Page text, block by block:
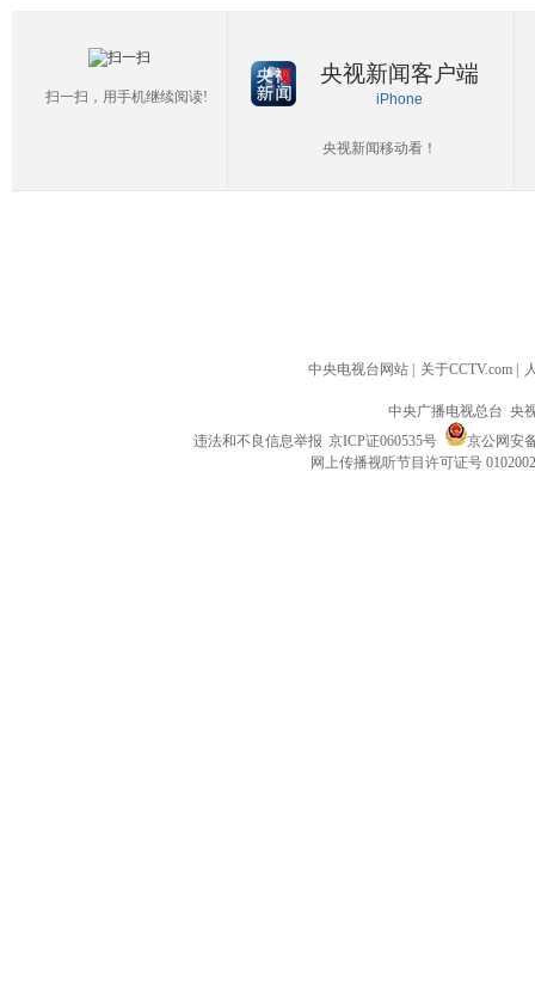
扫一扫，用手机继续阅读!
央视新闻客户端
iPhone
央视新闻移动看！
中央电视台网站 关于CCTV.com
中央广播电视总台 央
违法和不良信息举报 京ICP证060535号
京公网安
网上传播视听节目许可证号